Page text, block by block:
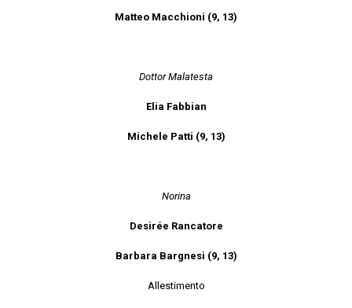
Matteo Macchioni (9, 13)
Dottor Malatesta
Elia Fabbian
Michele Patti (9, 13)
Norina
Desirée Rancatore
Barbara Bargnesi (9, 13)
Allestimento